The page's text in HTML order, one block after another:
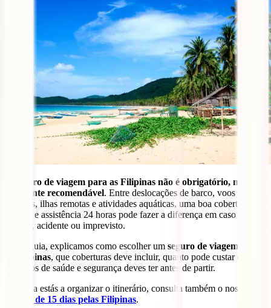
seguro de viagem para as Filipinas não é obrigatório, mas é
altamente recomendável. Entre deslocações de barco, voos
internos, ilhas remotas e atividades aquáticas, uma boa cobertura
médica e assistência 24 horas pode fazer a diferença em caso de
doença, acidente ou imprevisto.
Neste guia, explicamos como escolher um seguro de viagem para
as Filipinas, que coberturas deve incluir, quanto pode custar e que
cuidados de saúde e segurança deves ter antes de partir.
Se ainda estás a organizar o itinerário, consulta também o nosso
roteiro de 15 dias pelas Filipinas.